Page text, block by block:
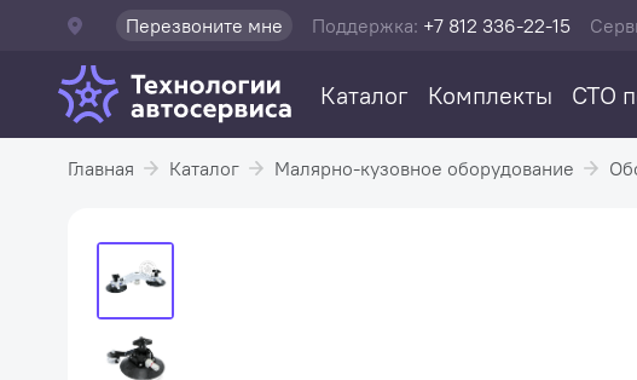
Перезвоните мне Поддержка: +7 812 336-22-15
Каталог Комплекты СТО
Главная Каталог Малярно-кузовное оборудование